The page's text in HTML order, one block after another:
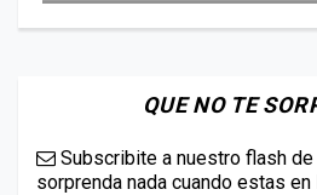
QUE NO TE
Subscribite a nuestro flash
sorprenda nada cuando estas en